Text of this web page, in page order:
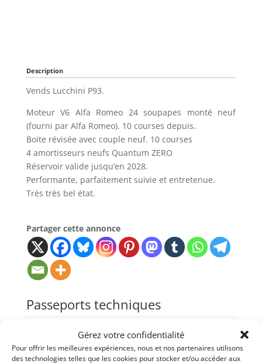
Gérez votre confidentialité
Pour offrir les meilleures expériences, nous et nos partenaires utilisons
des technologies telles que les cookies pour stocker et/ou accéder aux
Description
Vends Lucchini P93.
Moteur V6 Alfa Romeo 24 soupapes monté neuf
(fourni par Alfa Romeo). 10 courses depuis.
Boite révisée avec couple neuf. 10 courses
4 amortisseurs neufs Quantum ZERO
Réservoir valide jusqu’en 2028.
Performante, parfaitement suivie et entretenue.
Très très bel état.
Partager cette annonce
Passeports techniques